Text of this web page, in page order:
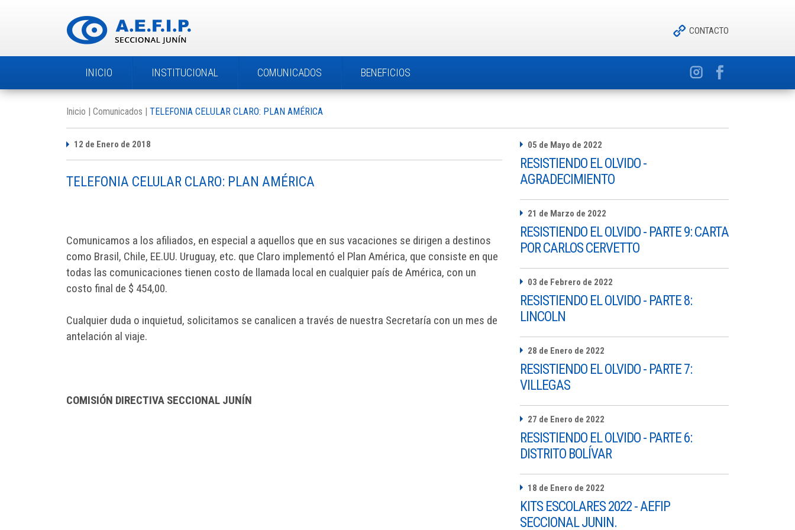
CONTACTO
INICIO INSTITUCIONAL COMUNICADOS BENEFICIOS
Inicio Comunicados TELEFONIA CELULAR CLARO: PLAN AMÉRICA
12 de Enero de 2018
TELEFONIA CELULAR CLARO: PLAN AMÉRICA
Comunicamos a los afiliados, en especial a aquellos que en sus vacaciones se dirigen a destinos
como Brasil, Chile, EE.UU. Uruguay, etc. que Claro implementó el Plan América, que consiste en que
todas las comunicaciones tienen costo de llamada local en cualquier país de América, con un
costo final de $ 454,00.
Cualquier duda o inquietud, solicitamos se canalicen a través de nuestra Secretaría con un mes de
antelación al viaje.
COMISIÓN DIRECTIVA SECCIONAL JUNÍN
05 de Mayo de 2022
RESISTIENDO EL OLVIDO -
AGRADECIMIENTO
21 de Marzo de 2022
RESISTIENDO EL OLVIDO - PARTE 9: CARTA
POR CARLOS CERVETTO
03 de Febrero de 2022
RESISTIENDO EL OLVIDO - PARTE 8:
LINCOLN
28 de Enero de 2022
RESISTIENDO EL OLVIDO - PARTE 7:
VILLEGAS
27 de Enero de 2022
RESISTIENDO EL OLVIDO - PARTE 6:
DISTRITO BOLÍVAR
18 de Enero de 2022
KITS ESCOLARES 2022 - AEFIP
SECCIONAL JUNIN.